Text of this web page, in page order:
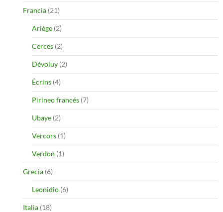
Francia (21)
Ariège (2)
Cerces (2)
Dévoluy (2)
Écrins (4)
Pirineo francés (7)
Ubaye (2)
Vercors (1)
Verdon (1)
Grecia (6)
Leonidio (6)
Italia (18)